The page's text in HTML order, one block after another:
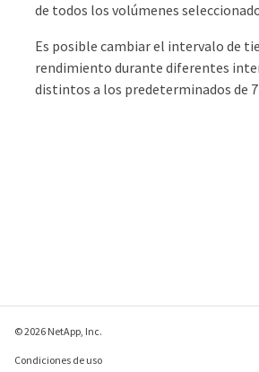
de todos los volúmenes
Es posible cambiar el intervalo de
rendimiento durante diferentes
distintos a los predeterminados de
© 2026 NetApp, Inc.
Condiciones de uso